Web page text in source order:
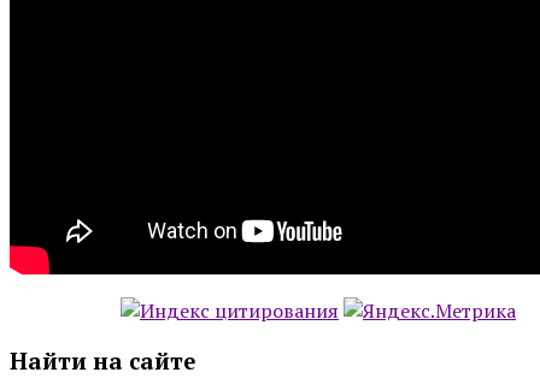
Найти на сайте